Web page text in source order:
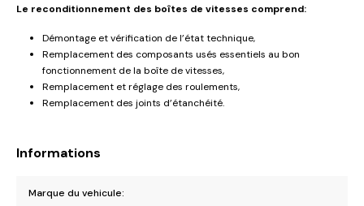
Le reconditionnement des boîtes de vitesses comprend:
Démontage et vérification de l’état technique,
Remplacement des composants usés essentiels au bon
fonctionnement de la boîte de vitesses,
Remplacement et réglage des roulements,
Remplacement des joints d’étanchéité.
Informations
Marque du vehicule: